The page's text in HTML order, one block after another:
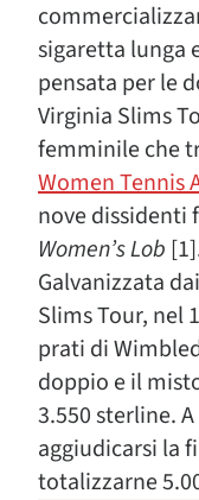
sigaretta lunga
pensata per le
Virginia Slims
femminile che
Women Tennis
nove
Women’s Lob
Galvanizzata
Slims Tour, nel
prati di
doppio e il
3.550 sterline.
aggiudicarsi la
totalizzarne